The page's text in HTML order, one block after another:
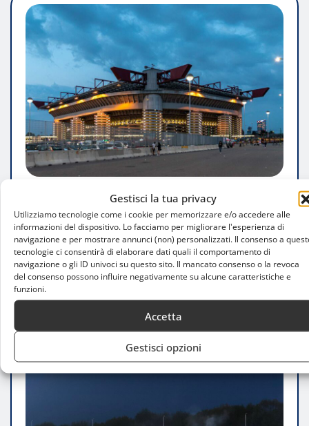
Gestisci la tua privacy
Utilizziamo tecnologie come i cookie per memorizzare e/o accedere alle
informazioni del dispositivo. Lo facciamo per migliorare l'esperienza di
navigazione e per mostrare annunci (non) personalizzati. Il consenso a
tecnologie ci consentirà di elaborare dati quali il comportamento di
navigazione o gli ID univoci su questo sito. Il mancato consenso o la revoca
del consenso possono influire negativamente su alcune caratteristiche e
funzioni.
Accetta
Gestisci opzioni
San Donato o San Siro? Il nuovo stadio
del Milan resta un rebus, tra degrado e
tempi che si allungano